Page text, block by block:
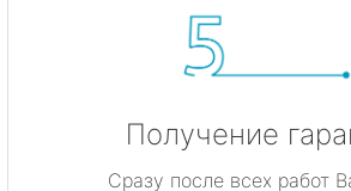
Получение
Сразу после всех работ